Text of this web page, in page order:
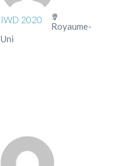
IWD 2020
Royaume-
Uni